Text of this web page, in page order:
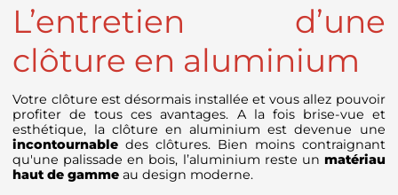
L’entretien d’une
clôture en aluminium
Votre clôture est désormais installée et vous allez pouvoir
profiter de tous ces avantages. A la fois brise-vue et
esthétique, la clôture en aluminium est devenue une
incontournable des clôtures. Bien moins contraignant
qu'une palissade en bois, l’aluminium reste un matériau
haut de gamme au design moderne.